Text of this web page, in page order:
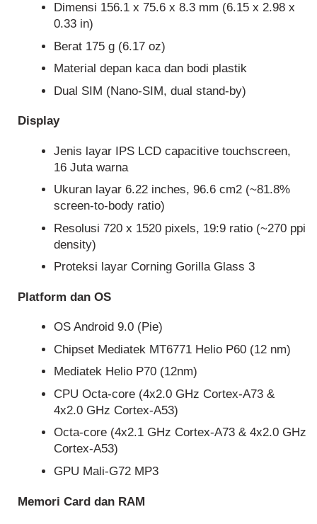
Dimensi 156.1 x 75.6 x 8.3 mm (6.15 x 2.98 x
0.33 in)
Berat 175 g (6.17 oz)
Material depan kaca dan bodi plastik
Dual SIM (Nano-SIM, dual stand-by)
Display
Jenis layar IPS LCD capacitive touchscreen,
16 Juta warna
Ukuran layar 6.22 inches, 96.6 cm2 (~81.8%
screen-to-body ratio)
Resolusi 720 x 1520 pixels, 19:9 ratio (~270 ppi
density)
Proteksi layar Corning Gorilla Glass 3
Platform dan OS
OS Android 9.0 (Pie)
Chipset Mediatek MT6771 Helio P60 (12 nm)
Mediatek Helio P70 (12nm)
CPU Octa-core (4x2.0 GHz Cortex-A73 &
4x2.0 GHz Cortex-A53)
Octa-core (4x2.1 GHz Cortex-A73 & 4x2.0 GHz
Cortex-A53)
GPU Mali-G72 MP3
Memori Card dan RAM